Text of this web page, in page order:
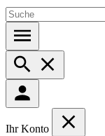
Ihr Konto